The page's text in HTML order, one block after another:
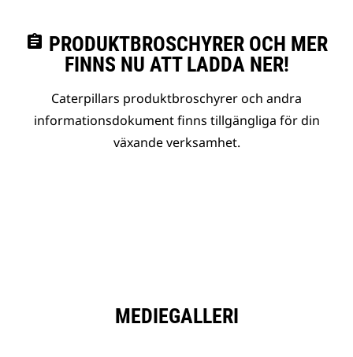
assignment PRODUKTBROSCHYRER OCH MER
FINNS NU ATT LADDA NER!
Caterpillars produktbroschyrer och andra
informationsdokument finns tillgängliga för din
växande verksamhet.
MEDIEGALLERI